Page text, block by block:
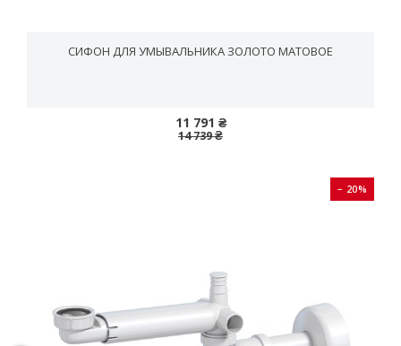
СИФОН ДЛЯ УМЫВАЛЬНИКА ЗОЛОТО МАТОВОЕ
11 791 ₴
14 739 ₴
− 20%